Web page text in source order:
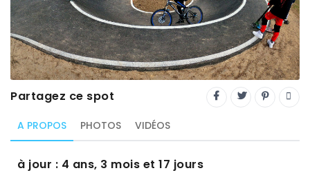
Trial
XC Rando - VTTAE
XCO
Constructeurs-Shapers
Derniers commentaires
Partagez ce spot
A PROPOS PHOTOS VIDÉOS
à jour : 4 ans, 3 mois et 17 jours